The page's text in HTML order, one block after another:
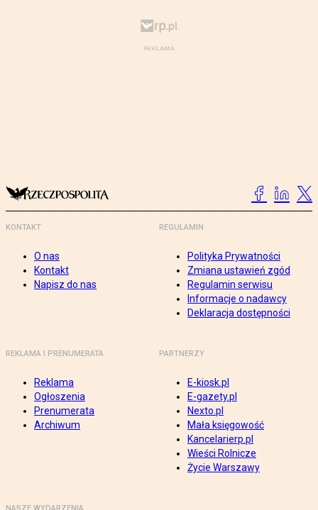
KONTAKT
O nas
Kontakt
Napisz do nas
REGULAMIN
Polityka Prywatności
Zmiana ustawień zgód
Regulamin serwisu
Informacje o nadawcy
Deklaracja dostępności
REKLAMA I PRENUMERATA
Reklama
Ogłoszenia
Prenumerata
Archiwum
PARTNERZY
E-kiosk.pl
E-gazety.pl
Nexto.pl
Mała księgowość
Kancelarierp.pl
Wieści Rolnicze
Życie Warszawy